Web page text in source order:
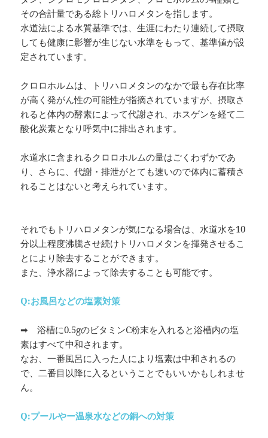
その合計量である総トリハロメタンを指します。
水道法による水質基準では、生涯にわたり連続して摂取
しても健康に影響が生じない水準をもって、基準値が設
定されています。
クロロホルムは、トリハロメタンのなかで最も存在比率
が高く発がん性の可能性が指摘されていますが、摂取さ
れると体内の酵素によって代謝され、ホスゲンを経て二
酸化炭素となり呼気中に排出されます。
水道水に含まれるクロロホルムの量はごくわずかであ
り、さらに、代謝・排泄がとても速いので体内に蓄積さ
れることはないと考えられています。
それでもトリハロメタンが気になる場合は、水道水を10
分以上程度沸騰させ続けトリハロメタンを揮発させるこ
とにより除去することができます。
また、浄水器によって除去することも可能です。
Q:お風呂などの塩素対策
➡ 浴槽に0.5gのビタミンC粉末を入れると浴槽内の塩
素はすべて中和されます。
なお、一番風呂に入った人により塩素は中和されるの
で、二番目以降に入るということでもいいかもしれませ
ん。
Q:プールやー温泉水などの銅への対策